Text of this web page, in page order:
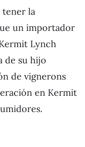
tener la
un importador
Lynch
de su hijo
de vignerons
en Kermit